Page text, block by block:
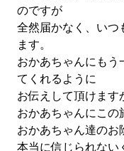
のですが
全然届かなく、いつ
ます。
おかあちゃんにもう
てくれるように
お伝えして頂けます
おかあちゃんにこの
おかあちゃん達のお
本当に信じられない